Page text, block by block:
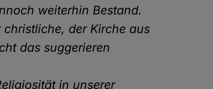
weiterhin Bestand.
der Kirche aus
das suggerieren
in unserer